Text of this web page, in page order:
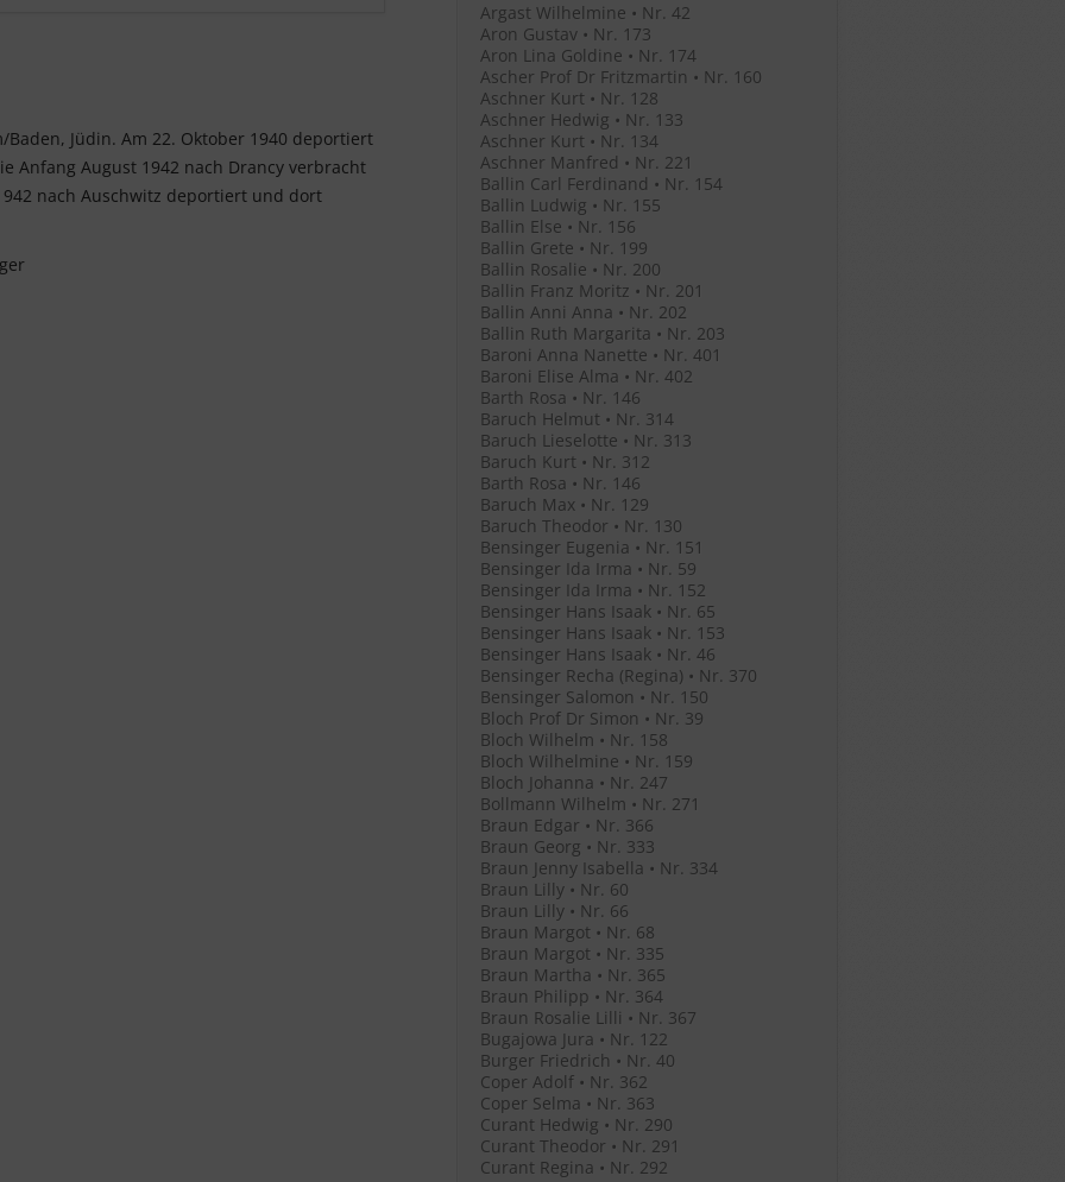
Jüdin. Am 22. Oktober 1940 deportiert
Anfang August 1942 nach Drancy verbracht
nach Auschwitz deportiert und dort
Argast Wilhelmine • Nr. 42
Aron Gustav • Nr. 173
Aron Lina Goldine • Nr. 174
Ascher Prof Dr Fritzmartin • Nr. 160
Aschner Kurt • Nr. 128
Aschner Hedwig • Nr. 133
Aschner Kurt • Nr. 134
Aschner Manfred • Nr. 221
Ballin Carl Ferdinand • Nr. 154
Ballin Ludwig • Nr. 155
Ballin Else • Nr. 156
Ballin Grete • Nr. 199
Ballin Rosalie • Nr. 200
Ballin Franz Moritz • Nr. 201
Ballin Anni Anna • Nr. 202
Ballin Ruth Margarita • Nr. 203
Baroni Anna Nanette • Nr. 401
Baroni Elise Alma • Nr. 402
Barth Rosa • Nr. 146
Baruch Helmut • Nr. 314
Baruch Lieselotte • Nr. 313
Baruch Kurt • Nr. 312
Barth Rosa • Nr. 146
Baruch Max • Nr. 129
Baruch Theodor • Nr. 130
Bensinger Eugenia • Nr. 151
Bensinger Ida Irma • Nr. 59
Bensinger Ida Irma • Nr. 152
Bensinger Hans Isaak • Nr. 65
Bensinger Hans Isaak • Nr. 153
Bensinger Hans Isaak • Nr. 46
Bensinger Recha (Regina) • Nr. 370
Bensinger Salomon • Nr. 150
Bloch Prof Dr Simon • Nr. 39
Bloch Wilhelm • Nr. 158
Bloch Wilhelmine • Nr. 159
Bloch Johanna • Nr. 247
Bollmann Wilhelm • Nr. 271
Braun Edgar • Nr. 366
Braun Georg • Nr. 333
Braun Jenny Isabella • Nr. 334
Braun Lilly • Nr. 60
Braun Lilly • Nr. 66
Braun Margot • Nr. 68
Braun Margot • Nr. 335
Braun Martha • Nr. 365
Braun Philipp • Nr. 364
Braun Rosalie Lilli • Nr. 367
Bugajowa Jura • Nr. 122
Burger Friedrich • Nr. 40
Coper Adolf • Nr. 362
Coper Selma • Nr. 363
Curant Hedwig • Nr. 290
Curant Theodor • Nr. 291
Curant Regina • Nr. 292